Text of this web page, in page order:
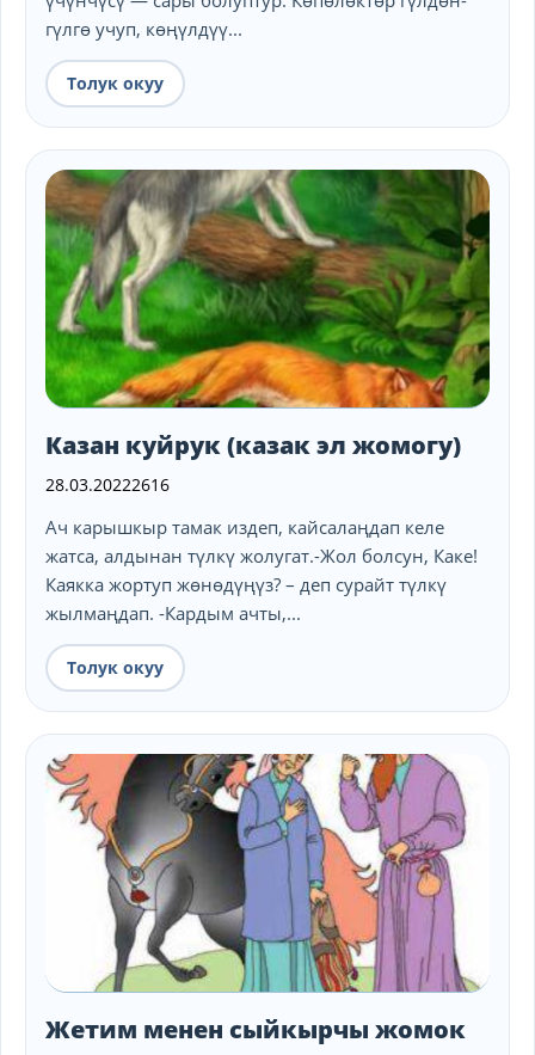
гүлгө учуп, көңүлдүү...
Толук окуу
Казан куйрук (казак эл жомогу)
28.03.20222616
Ач карышкыр тамак издеп, кайсалаңдап келе
жатса, алдынан түлкү жолугат.-Жол болсун, Каке!
Каякка жортуп жөнөдүңүз? – деп сурайт түлкү
жылмаңдап. -Кардым ачты,...
Толук окуу
Жетим менен сыйкырчы жомок